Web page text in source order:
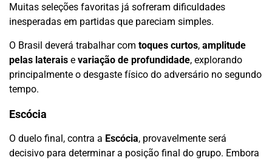
Muitas seleções favoritas já sofreram dificuldades
inesperadas em partidas que pareciam simples.
O Brasil deverá trabalhar com toques curtos, amplitude
pelas laterais e variação de profundidade, explorando
principalmente o desgaste físico do adversário no segundo
tempo.
Escócia
O duelo final, contra a Escócia, provavelmente será
decisivo para determinar a posição final do grupo. Embora